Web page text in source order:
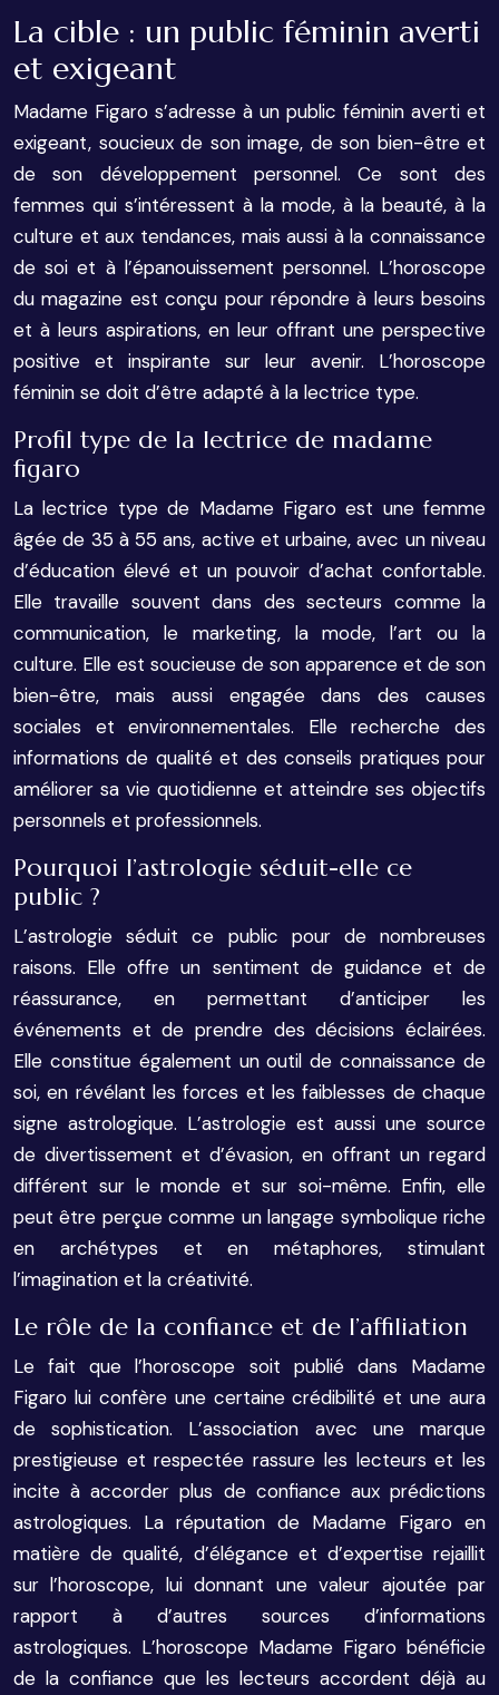
La cible : un public féminin averti
et exigeant
Madame Figaro s’adresse à un public féminin averti et
exigeant, soucieux de son image, de son bien-être et
de son développement personnel. Ce sont des
femmes qui s’intéressent à la mode, à la beauté, à la
culture et aux tendances, mais aussi à la connaissance
de soi et à l’épanouissement personnel. L’horoscope
du magazine est conçu pour répondre à leurs besoins
et à leurs aspirations, en leur offrant une perspective
positive et inspirante sur leur avenir. L’horoscope
féminin se doit d’être adapté à la lectrice type.
Profil type de la lectrice de madame
figaro
La lectrice type de Madame Figaro est une femme
âgée de 35 à 55 ans, active et urbaine, avec un niveau
d’éducation élevé et un pouvoir d’achat confortable.
Elle travaille souvent dans des secteurs comme la
communication, le marketing, la mode, l’art ou la
culture. Elle est soucieuse de son apparence et de son
bien-être, mais aussi engagée dans des causes
sociales et environnementales. Elle recherche des
informations de qualité et des conseils pratiques pour
améliorer sa vie quotidienne et atteindre ses objectifs
personnels et professionnels.
Pourquoi l’astrologie séduit-elle ce
public ?
L’astrologie séduit ce public pour de nombreuses
raisons. Elle offre un sentiment de guidance et de
réassurance, en permettant d’anticiper les
événements et de prendre des décisions éclairées.
Elle constitue également un outil de connaissance de
soi, en révélant les forces et les faiblesses de chaque
signe astrologique. L’astrologie est aussi une source
de divertissement et d’évasion, en offrant un regard
différent sur le monde et sur soi-même. Enfin, elle
peut être perçue comme un langage symbolique riche
en archétypes et en métaphores, stimulant
l’imagination et la créativité.
Le rôle de la confiance et de l’affiliation
Le fait que l’horoscope soit publié dans Madame
Figaro lui confère une certaine crédibilité et une aura
de sophistication. L’association avec une marque
prestigieuse et respectée rassure les lecteurs et les
incite à accorder plus de confiance aux prédictions
astrologiques. La réputation de Madame Figaro en
matière de qualité, d’élégance et d’expertise rejaillit
sur l’horoscope, lui donnant une valeur ajoutée par
rapport à d’autres sources d’informations
astrologiques. L’horoscope Madame Figaro bénéficie
de la confiance que les lecteurs accordent déjà au